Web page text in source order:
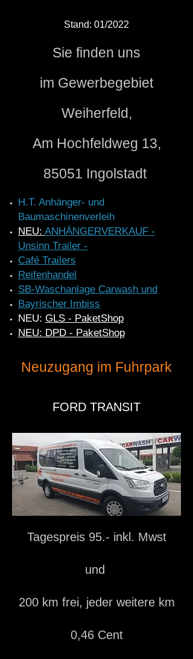
Stand: 01/2022
Sie finden uns
im Gewerbegebiet
Weiherfeld,
Am Hochfeldweg 13,
85051 Ingolstadt
H.T. Anhänger- und
Baumaschinenverleih
NEU: ANHÄNGERVERKAUF -
Unsinn Trailer -
Café Trailers
Reifenhandel
SB-Waschanlage Carwash und
Bayrischer Imbiss
NEU: GLS - PaketShop
NEU: DPD - PaketShop
Neuzugang im Fuhrpark
FORD TRANSIT​
Tagespreis 95.- inkl. Mwst
und
200 km frei, jeder weitere km
0,46 Cent